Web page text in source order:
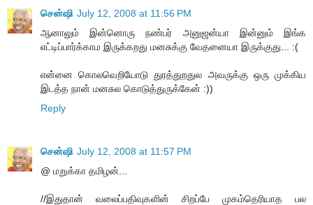
சென்ஷி July 12, 2008 at 11:56 PM
ஆனாலும் இன்னொரு நண்பர் அனுஜன்யா இன்னும் இங்க
எட்டிப்பார்க்காம இருக்கறது மனசுக்கு வேதனையா இருக்குது... :(
என்னை கொலவெறியோடு துரத்துறதுல அவருக்கு ஒரு முக்கிய
இடத்த நான் மனசுல கொடுத்துருக்கேன் :))
Reply
சென்ஷி July 12, 2008 at 11:57 PM
@ மறுக்கா தமிழன்...
//இதுதான் வலைப்பதிவுகளின் சிறப்பே முகம்தெரியாத பல